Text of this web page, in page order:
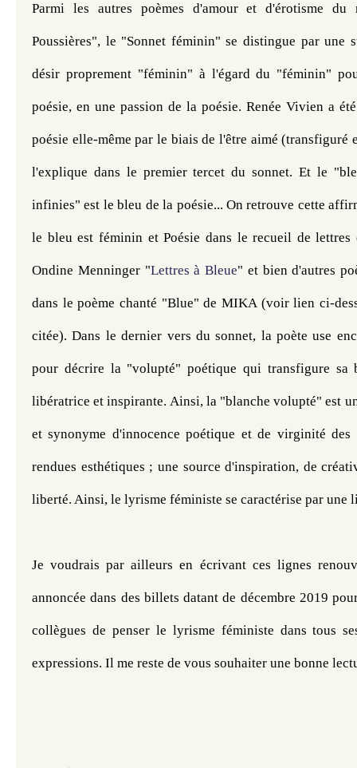
​​​​​​Parmi les autres poèmes d'amour et d'érotisme du
Poussières", le "Sonnet féminin" se distingue par une
désir proprement "féminin" à l'égard du "féminin"
poésie, en une passion de la poésie. Renée Vivien a
poésie elle-même par le biais de l'être aimé (transfiguré
l'explique dans le premier tercet du sonnet. Et le
infinies" est le bleu de la poésie... On retrouve cette
le bleu est féminin et Poésie dans le recueil de
Ondine Menninger "Lettres à Bleue" et bien d'autres
dans le poème chanté "Blue" de MIKA (voir lien ci-
citée). Dans le dernier vers du sonnet, la poète use
pour décrire la "volupté" poétique qui transfigure sa
libératrice et inspirante. Ainsi, la "blanche volupté" est
et synonyme d'innocence poétique et de virginité des
rendues esthétiques ; une source d'inspiration, de
liberté. Ainsi, le lyrisme féministe se caractérise par une
Je voudrais par ailleurs en écrivant ces lignes
annoncée dans des billets datant de décembre 2019
collègues de penser le lyrisme féministe dans tous
expressions. Il me reste de vous souhaiter une bonne